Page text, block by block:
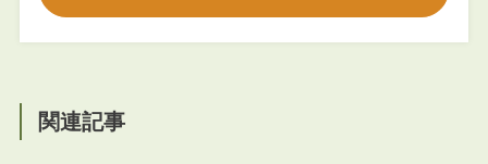
関連記事